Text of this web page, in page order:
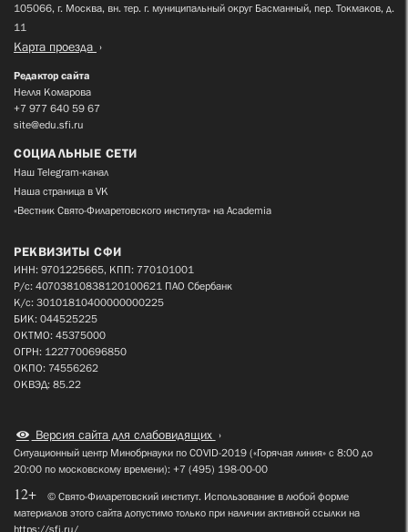
105066, г. Москва, вн. тер. г. муниципальный округ Басманный, пер. Токмаков, д.
11
Карта проезда
Редактор сайта
Нелля Комарова
+7 977 640 59 67
site@edu.sfi.ru
СОЦИАЛЬНЫЕ СЕТИ
Наш Telegram-канал
Наша страница в VK
«Вестник Свято-Филаретовского института» на Academia
РЕКВИЗИТЫ СФИ
ИНН: 9701225665, КПП: 770101001
Р/с: 40703810838120100621 ПАО Сбербанк
К/с: 30101810400000000225
БИК: 044525225
ОКТМО: 45375000
ОГРН: 1227700696850
ОКПО: 74556262
ОКВЭД: 85.22
Версия сайта для слабовидящих
Ситуационный центр Минобрнауки по COVID-2019 («Горячая линия» с 8:00 до
20:00 по московскому времени): +7 (495) 198-00-00
12+
© Свято-Филаретовский институт. Использование в любой форме
материалов этого сайта допустимо только при наличии активной ссылки на
https://sfi.ru/